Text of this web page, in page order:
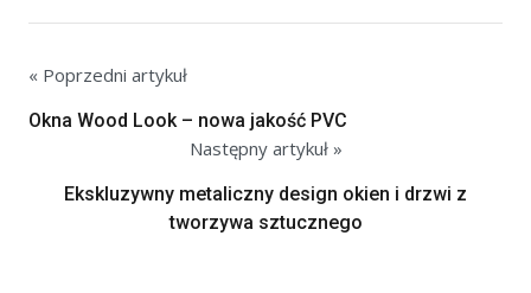
« Poprzedni artykuł
Okna Wood Look – nowa jakość PVC
Następny artykuł »
Ekskluzywny metaliczny design okien i drzwi z
tworzywa sztucznego